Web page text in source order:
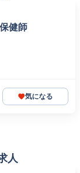
健師
気になる
人